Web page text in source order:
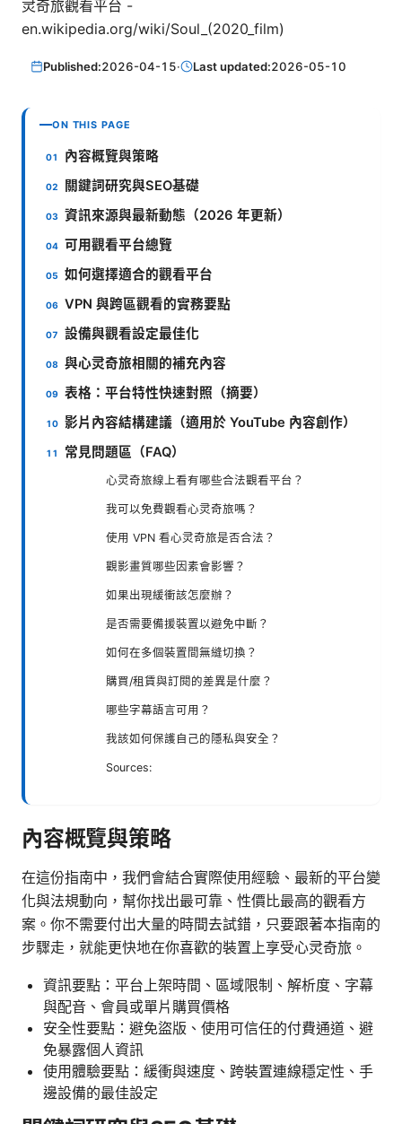
灵奇旅觀看平台 -
en.wikipedia.org/wiki/Soul_(2020_film)
Published:2026-04-15· Last updated:2026-05-10
ON THIS PAGE
內容概覽與策略
關鍵詞研究與SEO基礎
資訊來源與最新動態（2026 年更新）
可用觀看平台總覽
如何選擇適合的觀看平台
VPN 與跨區觀看的實務要點
設備與觀看設定最佳化
與心灵奇旅相關的補充內容
表格：平台特性快速對照（摘要）
影片內容結構建議（適用於 YouTube 內容創作）
常見問題區（FAQ）
心灵奇旅線上看有哪些合法觀看平台？
我可以免費觀看心灵奇旅嗎？
使用 VPN 看心灵奇旅是否合法？
觀影畫質哪些因素會影響？
如果出現緩衝該怎麼辦？
是否需要備援裝置以避免中斷？
如何在多個裝置間無縫切換？
購買/租賃與訂閱的差異是什麼？
哪些字幕語言可用？
我該如何保護自己的隱私與安全？
Sources:
內容概覽與策略
在這份指南中，我們會結合實際使用經驗、最新的平台變
化與法規動向，幫你找出最可靠、性價比最高的觀看方
案。你不需要付出大量的時間去試錯，只要跟著本指南的
步驟走，就能更快地在你喜歡的裝置上享受心灵奇旅。
資訊要點：平台上架時間、區域限制、解析度、字幕
與配音、會員或單片購買價格
安全性要點：避免盜版、使用可信任的付費通道、避
免暴露個人資訊
使用體驗要點：緩衝與速度、跨裝置連線穩定性、手
邊設備的最佳設定